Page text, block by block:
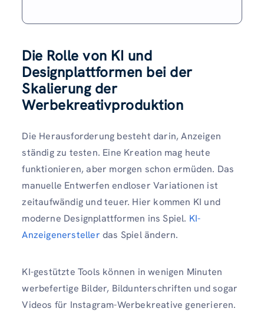
Die Rolle von KI und
Designplattformen bei der
Skalierung der
Werbekreativproduktion
Die Herausforderung besteht darin, Anzeigen
ständig zu testen. Eine Kreation mag heute
funktionieren, aber morgen schon ermüden. Das
manuelle Entwerfen endloser Variationen ist
zeitaufwändig und teuer. Hier kommen KI und
moderne Designplattformen ins Spiel. KI-
Anzeigenersteller das Spiel ändern.
KI-gestützte Tools können in wenigen Minuten
werbefertige Bilder, Bildunterschriften und sogar
Videos für Instagram-Werbekreative generieren.